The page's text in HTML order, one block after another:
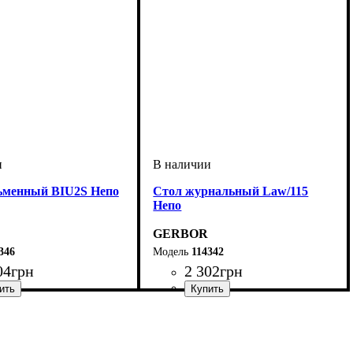
BIU2S Непо
грн
Стол журнальный Law/115
Непо
GERBOR
114342
2 302грн